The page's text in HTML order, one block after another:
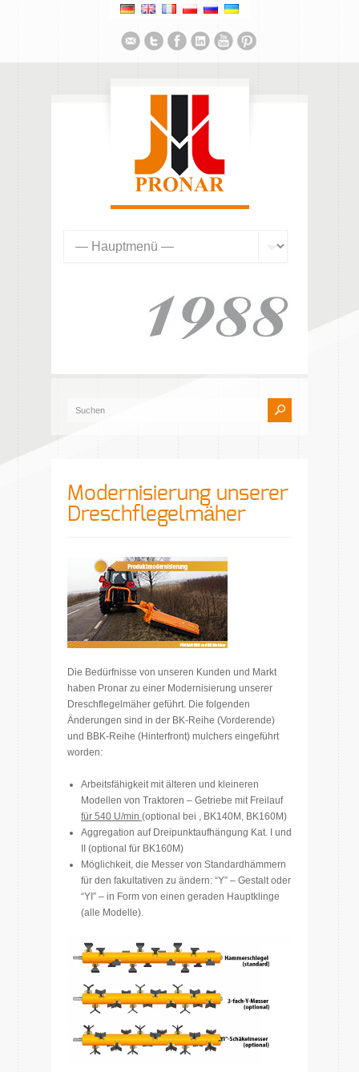
Modernisierung unserer
Dreschflegelmäher
Die Bedürfnisse von unseren Kunden und Markt
haben Pronar zu einer Modernisierung unserer
Dreschflegelmäher geführt. Die folgenden
Änderungen sind in der BK-Reihe (Vorderende)
und BBK-Reihe (Hinterfront) mulchers eingeführt
worden:
Arbeitsfähigkeit mit älteren und kleineren
Modellen von Traktoren – Getriebe mit Freilauf
für 540 U/min (optional bei , BK140M, BK160M)
Aggregation auf Dreipunktaufhängung Kat. I und
II (optional für BK160M)
Möglichkeit, die Messer von Standardhämmern
für den fakultativen zu ändern: “Y” – Gestalt oder
“YI” – in Form von einen geraden Hauptklinge
(alle Modelle).